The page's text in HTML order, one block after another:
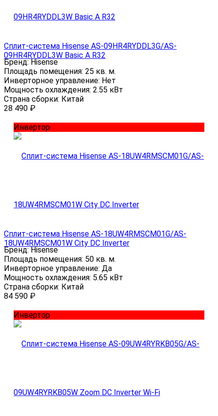
Сплит-система Hisense AS-09HR4RYDDL3G/AS-
09HR4RYDDL3W Basic A R32
Бренд:Hisense
Площадь помещения: 25 кв. м.
Инверторное управление: Нет
Мощность охлаждения: 2.55 кВт
Страна сборки: Китай
28 490 ₽
Инвертор
Сплит-система Hisense AS-18UW4RMSCM01G/AS-
18UW4RMSCM01W City DC Inverter
Бренд:Hisense
Площадь помещения: 50 кв. м.
Инверторное управление: Да
Мощность охлаждения: 5.65 кВт
Страна сборки: Китай
84 590 ₽
Инвертор